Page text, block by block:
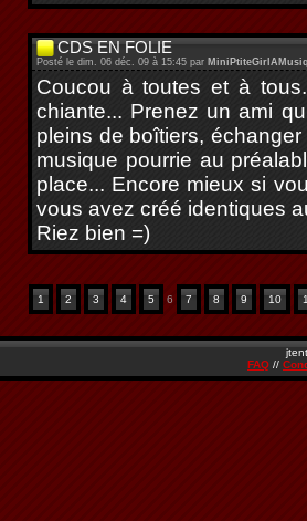
CDS EN FOLIE
Posté le dim. 06 déc. 09 à 15:45 par
Coucou à toutes et à
chiante... Prenez un ami
pleins de boîtiers,
musique pourrie au
place... Encore mieux si
vous avez créé identiques
Riez bien =)
1 2 3 4 5 6 7 8 9 10
FAQ //